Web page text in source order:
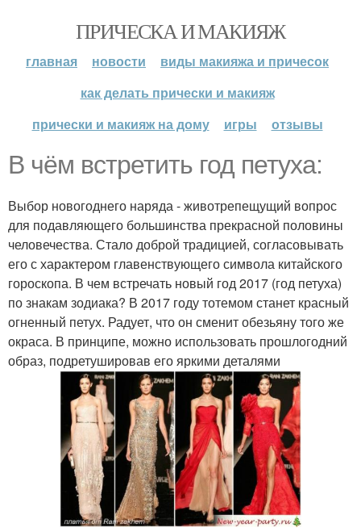
ПРИЧЕСКА И МАКИЯЖ
главная новости
виды макияжа и причесок
как делать прически и макияж
прически и макияж на дому
игры отзывы
В чём встретить год петуха:
Выбор новогоднего наряда - животрепещущий вопрос
для подавляющего большинства прекрасной половины
человечества. Стало доброй традицией, согласовывать
его с характером главенствующего символа китайского
гороскопа. В чем встречать новый год 2017 (год петуха)
по знакам зодиака? В 2017 году тотемом станет красный
огненный петух. Радует, что он сменит обезьяну того же
окраса. В принципе, можно использовать прошлогодний
образ, подретушировав его яркими деталями